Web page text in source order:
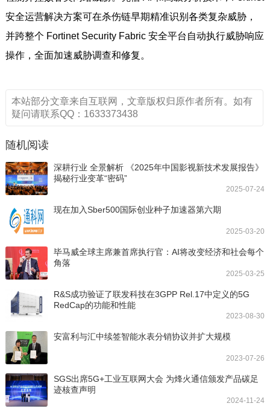
安全运营解决方案可在杀伤链早期精准识别各类复杂威胁，
并跨整个 Fortinet Security Fabric 安全平台自动执行威胁响应
操作，全面加速威胁调查和修复。
本站部分文章来自互联网，文章版权归原作者所有。如有
疑问请联系QQ：1633373438
随机阅读
深耕行业 全景解析 《2025年中国影视新技术发展报告》
揭秘行业变革“密码”
2025-07-24
现在加入Sber500国际创业种子加速器第六期
2025-03-20
毕马威全球主席兼首席执行官：AI将改变经济和社会每个
角落
2025-03-25
R&S成功验证了联发科技在3GPP Rel.17中定义的5G
RedCap的功能和性能
2023-08-30
安富利与汇中续签智能水表分销协议并扩大规模
2023-07-26
SGS出席5G+工业互联网大会 为烽火通信颁发产品碳足
迹核查声明
2024-11-24